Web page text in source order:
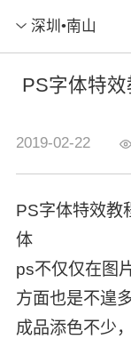
深圳•南山
PS字体特
2019-02-22
PS字体特效教
体
ps不仅仅在图
方面也是不遑
成品添色不少